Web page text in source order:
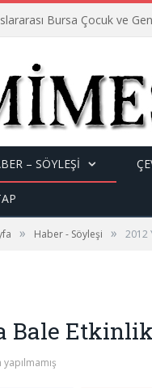
Bursa Çocuk ve
– SÖYLEŞI
» Haber - Söyleşi » 2012
Bale